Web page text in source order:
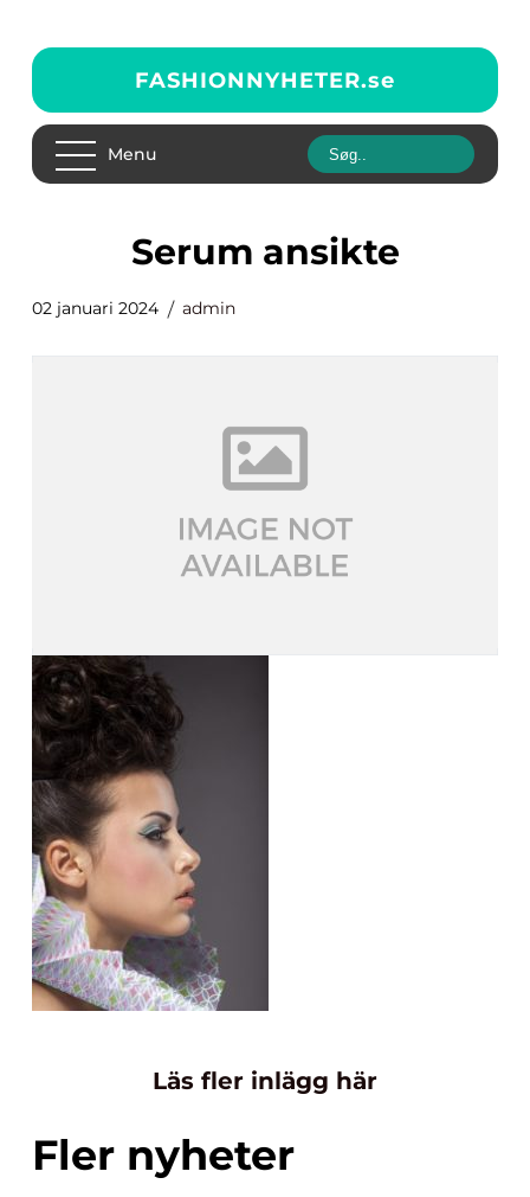
FASHIONNYHETER.se
Menu
serum ansikte
02 januari 2024 admin
Läs fler inlägg här
Fler nyheter